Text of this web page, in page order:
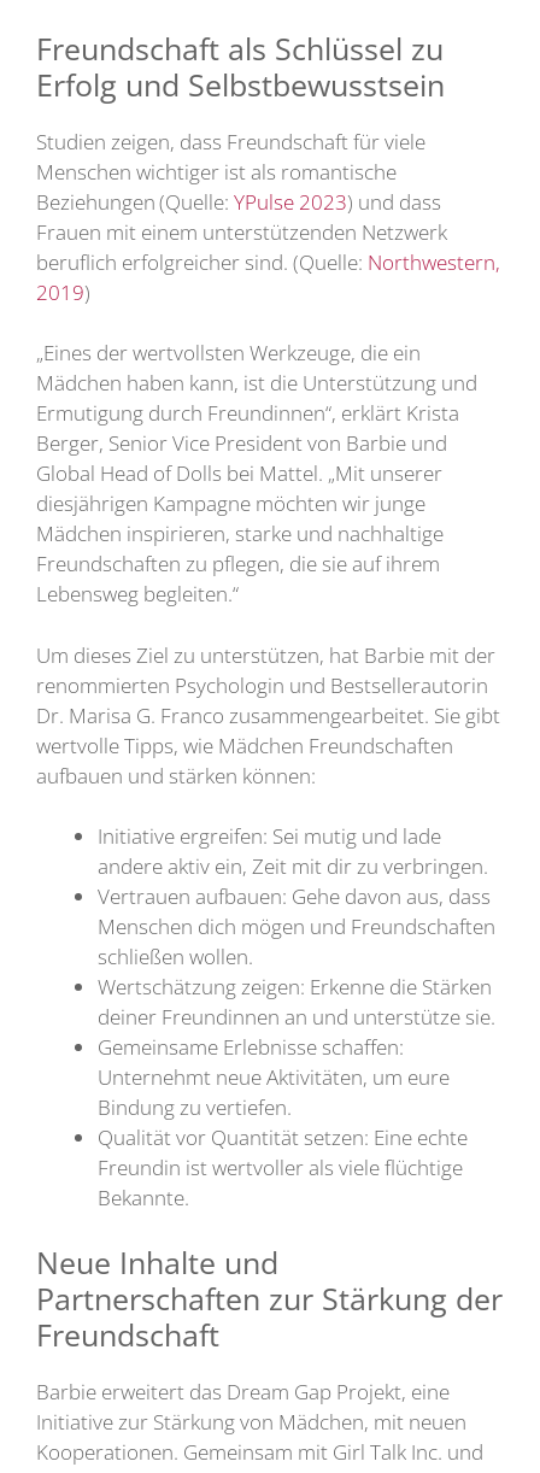
Freundschaft als Schlüssel zu
Erfolg und Selbstbewusstsein
Studien zeigen, dass Freundschaft für viele
Menschen wichtiger ist als romantische
Beziehungen(Quelle: YPulse 2023) und dass
Frauen mit einem unterstützenden Netzwerk
beruflich erfolgreicher sind. (Quelle: Northwestern,
2019)
„Eines der wertvollsten Werkzeuge, die ein
Mädchen haben kann, ist die Unterstützung und
Ermutigung durch Freundinnen“, erklärt Krista
Berger, Senior Vice President von Barbie und
Global Head of Dolls bei Mattel. „Mit unserer
diesjährigen Kampagne möchten wir junge
Mädchen inspirieren, starke und nachhaltige
Freundschaften zu pflegen, die sie auf ihrem
Lebensweg begleiten.“
Um dieses Ziel zu unterstützen, hat Barbie mit der
renommierten Psychologin und Bestsellerautorin
Dr. Marisa G. Franco zusammengearbeitet. Sie gibt
wertvolle Tipps, wie Mädchen Freundschaften
aufbauen und stärken können:
Initiative ergreifen: Sei mutig und lade
andere aktiv ein, Zeit mit dir zu verbringen.
Vertrauen aufbauen: Gehe davon aus, dass
Menschen dich mögen und Freundschaften
schließen wollen.
Wertschätzung zeigen: Erkenne die Stärken
deiner Freundinnen an und unterstütze sie.
Gemeinsame Erlebnisse schaffen:
Unternehmt neue Aktivitäten, um eure
Bindung zu vertiefen.
Qualität vor Quantität setzen: Eine echte
Freundin ist wertvoller als viele flüchtige
Bekannte.
Neue Inhalte und
Partnerschaften zur Stärkung der
Freundschaft
Barbie erweitert das Dream Gap Projekt, eine
Initiative zur Stärkung von Mädchen, mit neuen
Kooperationen. Gemeinsam mit Girl Talk Inc. und